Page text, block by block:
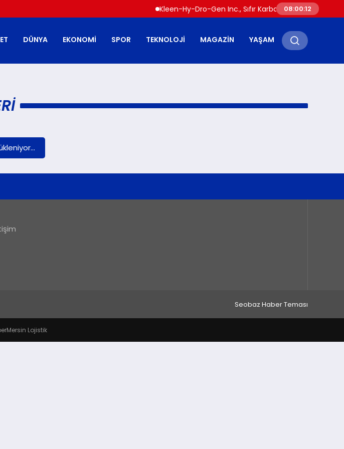
Kleen-Hy-Dro-Gen Inc., Sıfır Karbon Emisyonlu
08:00:12
DÜNYA EKONOMI SPOR TEKNOLOJI MAGAZIN YAŞAM
Seobaz Haber Teması
Mersin Lojistik